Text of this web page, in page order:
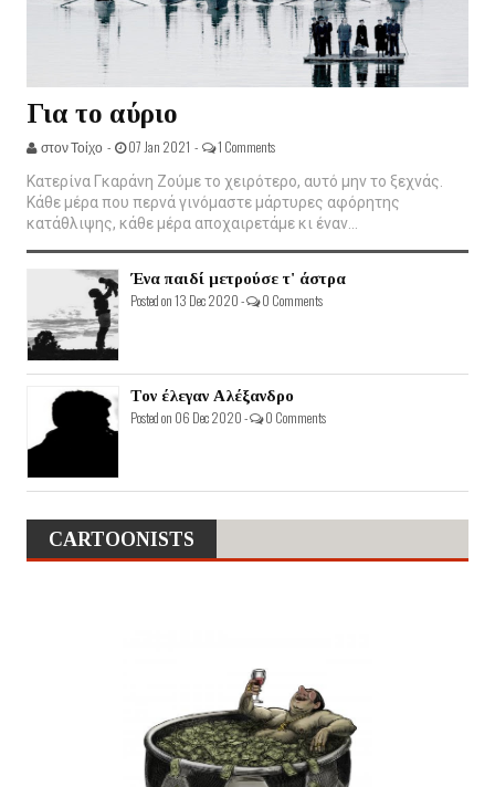
Για το αύριο
στον Τοίχο - 07 Jan 2021 - 1 Comments
Κατερίνα Γκαράνη Ζούμε το χειρότερο, αυτό μην το ξεχνάς.
Κάθε μέρα που περνά γινόμαστε μάρτυρες αφόρητης
κατάθλιψης, κάθε μέρα αποχαιρετάμε κι έναν...
Ένα παιδί μετρούσε τ' άστρα
Posted on 13 Dec 2020 - 0 Comments
Τον έλεγαν Αλέξανδρο
Posted on 06 Dec 2020 - 0 Comments
CARTOONISTS